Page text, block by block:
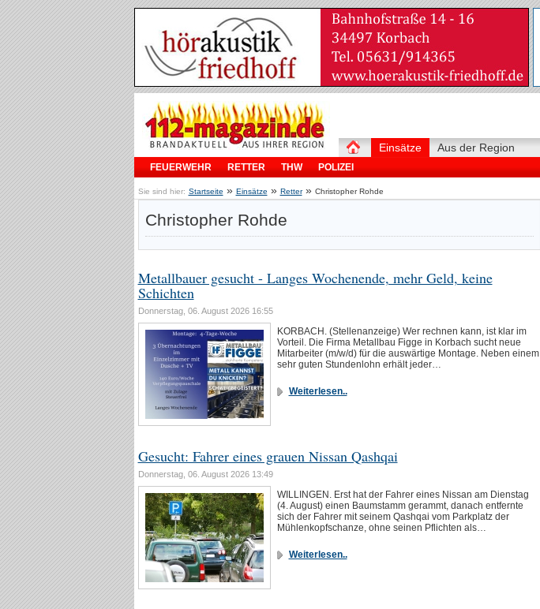
Einsätze
FEUERWEHR RETTER THW POLIZEI
Aus der Region
Sie sind hier: Startseite » Einsätze » Retter » Christopher Rohde
Christopher Rohde
Metallbauer gesucht - Langes Wochenende, mehr Geld, keine
Schichten
Donnerstag, 06. August 2026 16:55
KORBACH. (Stellenanzeige) Wer rechnen kann, ist klar im
Vorteil. Die Firma Metallbau Figge in Korbach sucht neue
Mitarbeiter (m/w/d) für die auswärtige Montage. Neben einem
sehr guten Stundenlohn erhält jeder…
Weiterlesen..
Gesucht: Fahrer eines grauen Nissan Qashqai
Donnerstag, 06. August 2026 13:49
WILLINGEN. Erst hat der Fahrer eines Nissan am Dienstag
(4. August) einen Baumstamm gerammt, danach entfernte
sich der Fahrer mit seinem Qashqai vom Parkplatz der
Mühlenkopfschanze, ohne seinen Pflichten als…
Weiterlesen..